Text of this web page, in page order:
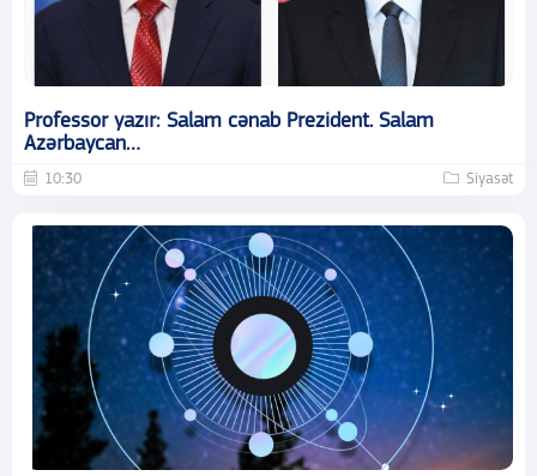
Professor yazır: Salam cənab Prezident. Salam
Azərbaycan…
10:30 Siyasət